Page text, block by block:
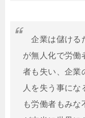
企業は儲ける
が無人化で労働
者も失い、企業
人を失う事に
も労働者もみな